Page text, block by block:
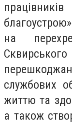
на
службових
життю та
а також